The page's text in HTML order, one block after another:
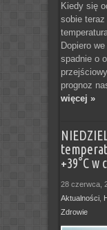
Kiedy się
sobie
Dopiero
spadnie o
prognoz
więcej »
+39°C w
28 czerwca,
Aktualności,
Zdrowie